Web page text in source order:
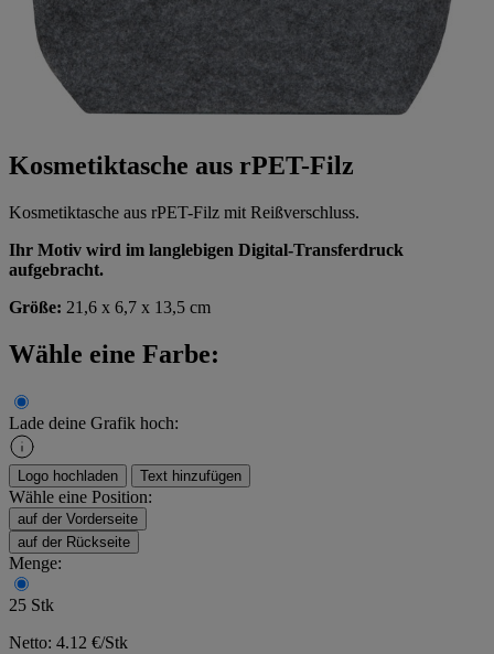
Kosmetiktasche aus rPET-Filz
Kosmetiktasche aus rPET-Filz mit Reißverschluss.
Ihr Motiv wird im langlebigen Digital-Transferdruck
aufgebracht.
Größe: 21,6 x 6,7 x 13,5 cm
Wähle eine Farbe:
Lade deine Grafik hoch:
Logo hochladen Text hinzufügen
Wähle eine Position:
auf der Vorderseite
auf der Rückseite
Menge:
25 Stk
Netto: 4.12 €/Stk